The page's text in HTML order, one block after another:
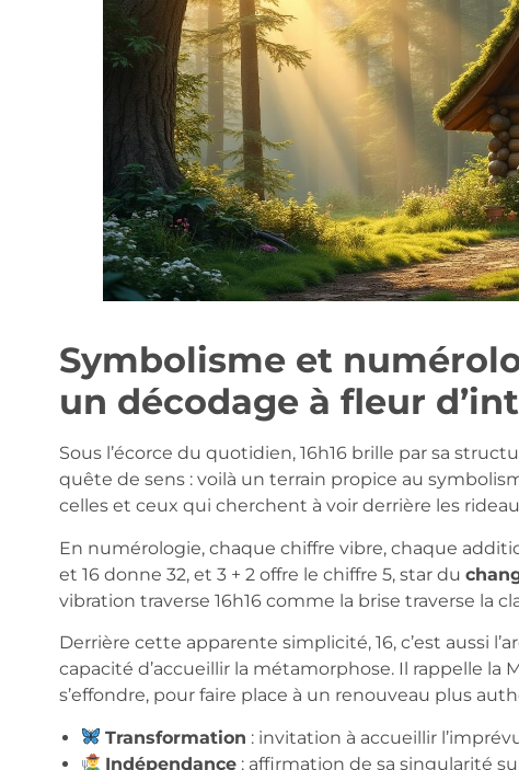
Symbolisme et
un décodage à fleur
Sous l’écorce du quotidien, 16h16 brille par sa
quête de sens : voilà un terrain propice au
celles et ceux qui cherchent à voir derrière les
En numérologie, chaque chiffre vibre, chaque
et 16 donne 32, et 3 + 2 offre le chiffre 5, star du
vibration traverse 16h16 comme la brise traverse la
Derrière cette apparente simplicité, 16, c’est aussi
capacité d’accueillir la métamorphose. Il rappelle la
s’effondre, pour faire place à un renouveau plus
Transformation : invitation à accueillir
Indépendance: affirmation de sa singularité